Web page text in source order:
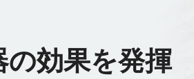
の効果を発揮